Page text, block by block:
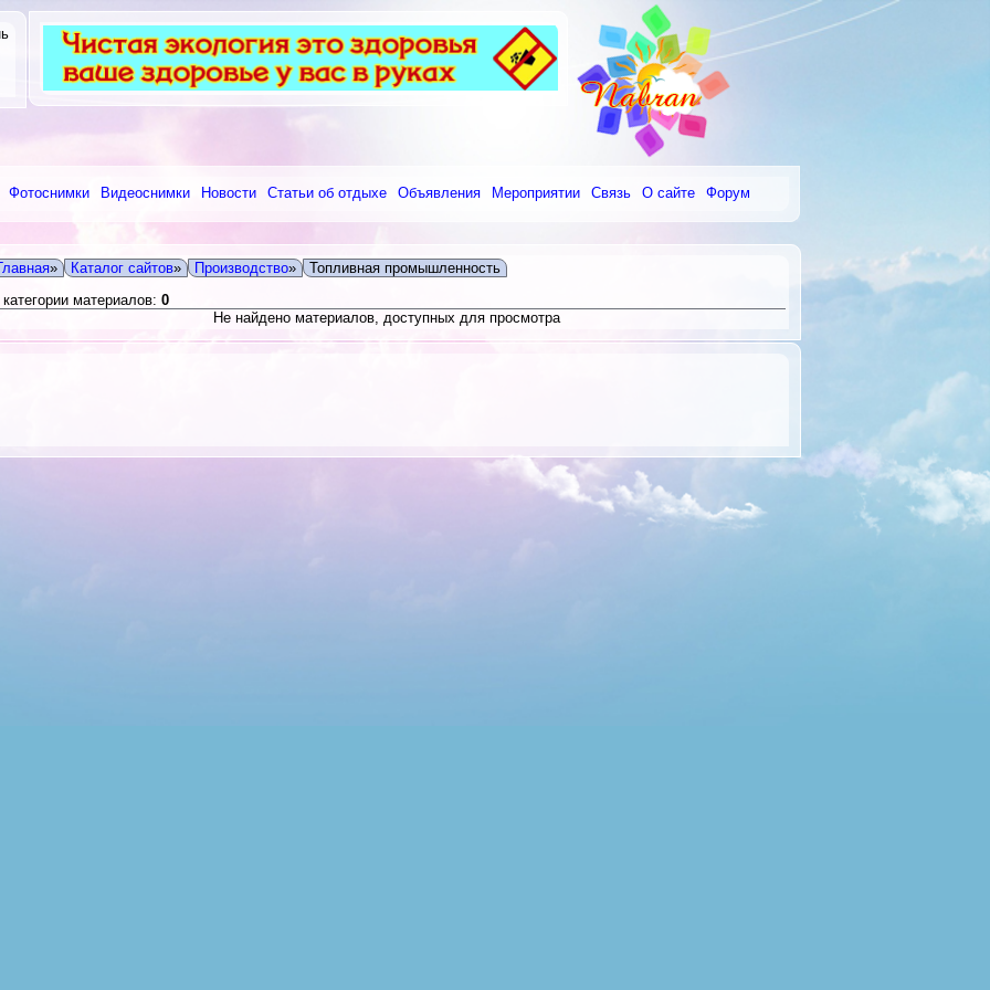
Фотоснимки Видеоснимки Новости Статьи об отдыхе Объявления Мероприятии Связь О сайте Форум
» Каталог сайтов» Производство»
Топливная промышленность
категории материалов: 0
Не найдено материалов, доступных для просмотра